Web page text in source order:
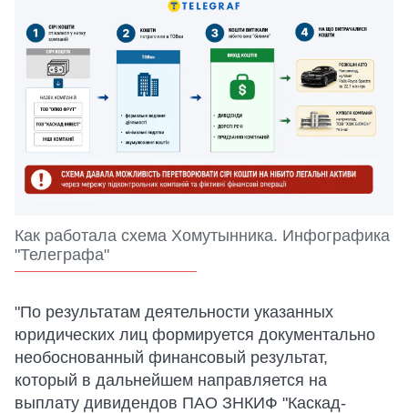
Как работала схема Хомутынника. Инфографика
"Телеграфа"
"По результатам деятельности указанных
юридических лиц формируется документально
необоснованный финансовый результат,
который в дальнейшем направляется на
выплату дивидендов ПАО ЗНКИФ "Каскад-